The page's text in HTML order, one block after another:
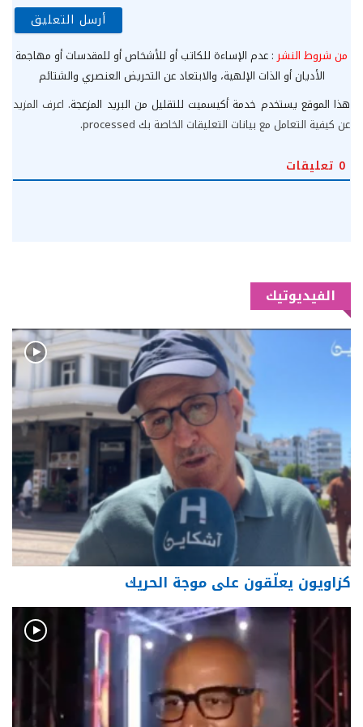
من شروط النشر : عدم الإساءة للكاتب أو للأشخاص أو للمقدسات أو مهاجمة
الأديان أو الذات الإلهية، والابتعاد عن التحريض العنصري والشتائم
هذا الموقع يستخدم خدمة أكيسميت للتقليل من البريد المزعجة. اعرف المزيد
عن كيفية التعامل مع بيانات التعليقات الخاصة بك processed
.
0 تعليقات
الفيديوتيك
كزاويون يعلّقون على موجة الحريك